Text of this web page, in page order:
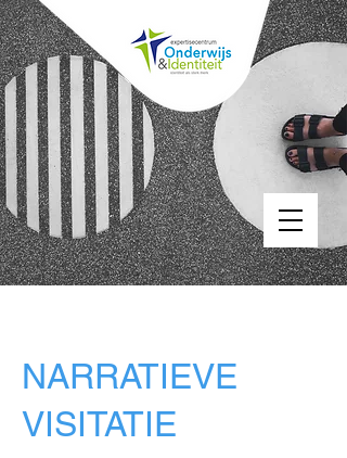
NARRATIEVE
VISITATIE